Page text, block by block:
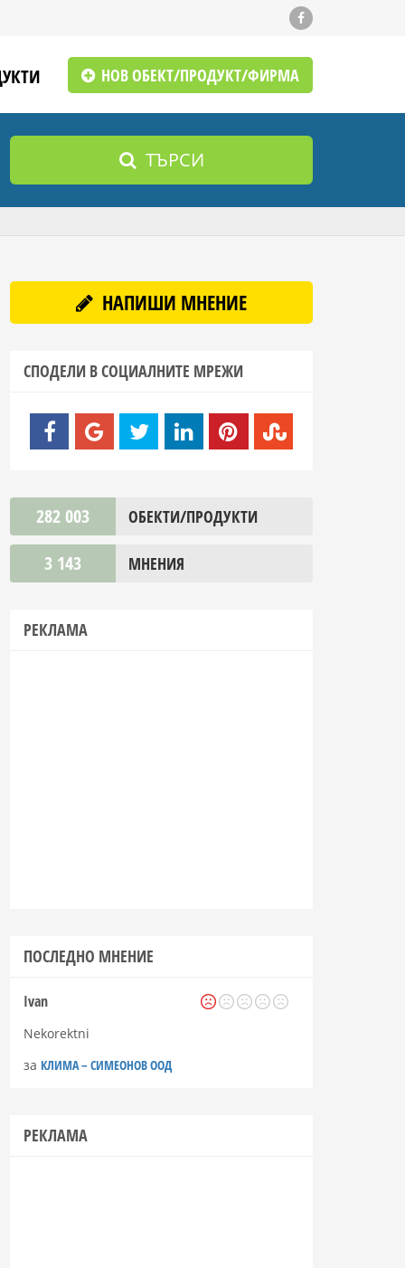
НОВ ОБЕКТ/ПРОДУКТ/ФИРМА
ТЪРСИ
НАПИШИ МНЕНИЕ
СПОДЕЛИ В СОЦИАЛНИТЕ МРЕЖИ
282 003 ОБЕКТИ/ПРОДУКТИ
3 143 МНЕНИЯ
РЕКЛАМА
ПОСЛЕДНО МНЕНИЕ
Ivan
Nekorektni
за КЛИМА – СИМЕОНОВ ООД
РЕКЛАМА